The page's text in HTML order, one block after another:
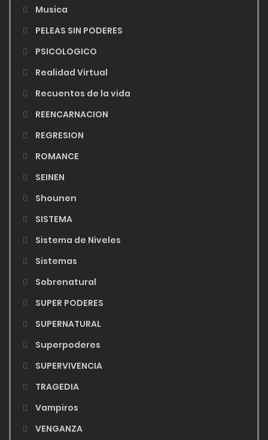
Musica
PELEAS SIN PODERES
PSICOLOGICO
Realidad Virtual
Recuentos de la vida
REENCARNACION
REGRESION
ROMANCE
SEINEN
Shounen
SISTEMA
Sistema de Niveles
Sistemas
Sobrenatural
SUPER PODERES
SUPERNATURAL
Superpoderes
SUPERVIVENCIA
TRAGEDIA
Vampiros
VENGANZA